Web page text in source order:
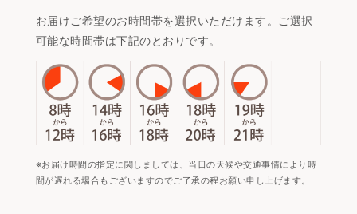
お届けご希望のお時間帯を選択いただけます。ご選択
可能な時間帯は下記のとおりです。
※お届け時間の指定に関しましては、当日の天候や交通事情により時
間が遅れる場合もございますのでご了承の程お願い申し上げます。